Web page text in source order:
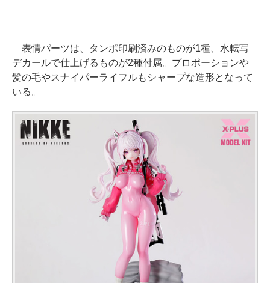
表情パーツは、タンポ印刷済みのものが1種、水転写
デカールで仕上げるものが2種付属。プロポーションや
髪の毛やスナイパーライフルもシャープな造形となって
いる。